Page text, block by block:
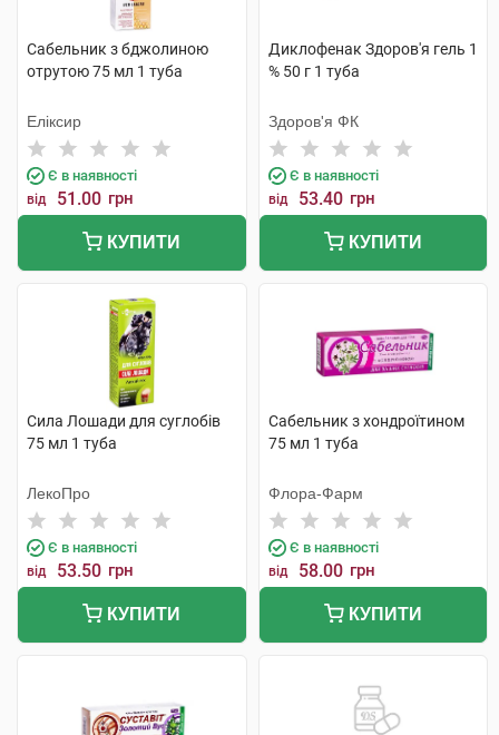
Сабельник з бджолиною
отрутою 75 мл 1 туба
Еліксир
Є в наявності
від 51.00 грн
КУПИТИ
Диклофенак Здоров'я гель 1
% 50 г 1 туба
Здоров'я ФК
Є в наявності
від 53.40 грн
КУПИТИ
Сила Лошади для суглобів
75 мл 1 туба
ЛекоПро
Є в наявності
від 53.50 грн
КУПИТИ
Сабельник з хондроїтином
75 мл 1 туба
Флора-Фарм
Є в наявності
від 58.00 грн
КУПИТИ